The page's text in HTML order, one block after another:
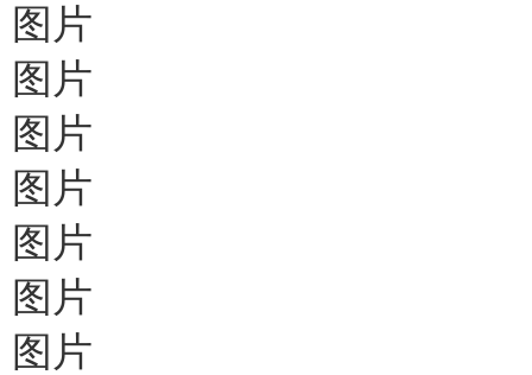
图片
图片
图片
图片
图片
图片
图片